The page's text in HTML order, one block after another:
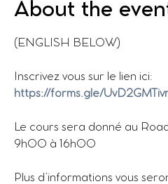
About the
(ENGLISH BELOW)
Inscrivez vous sur le lien ici:
https://forms.gle/
Le cours sera donné au
9h00 à 16h00
Plus d’informations vous